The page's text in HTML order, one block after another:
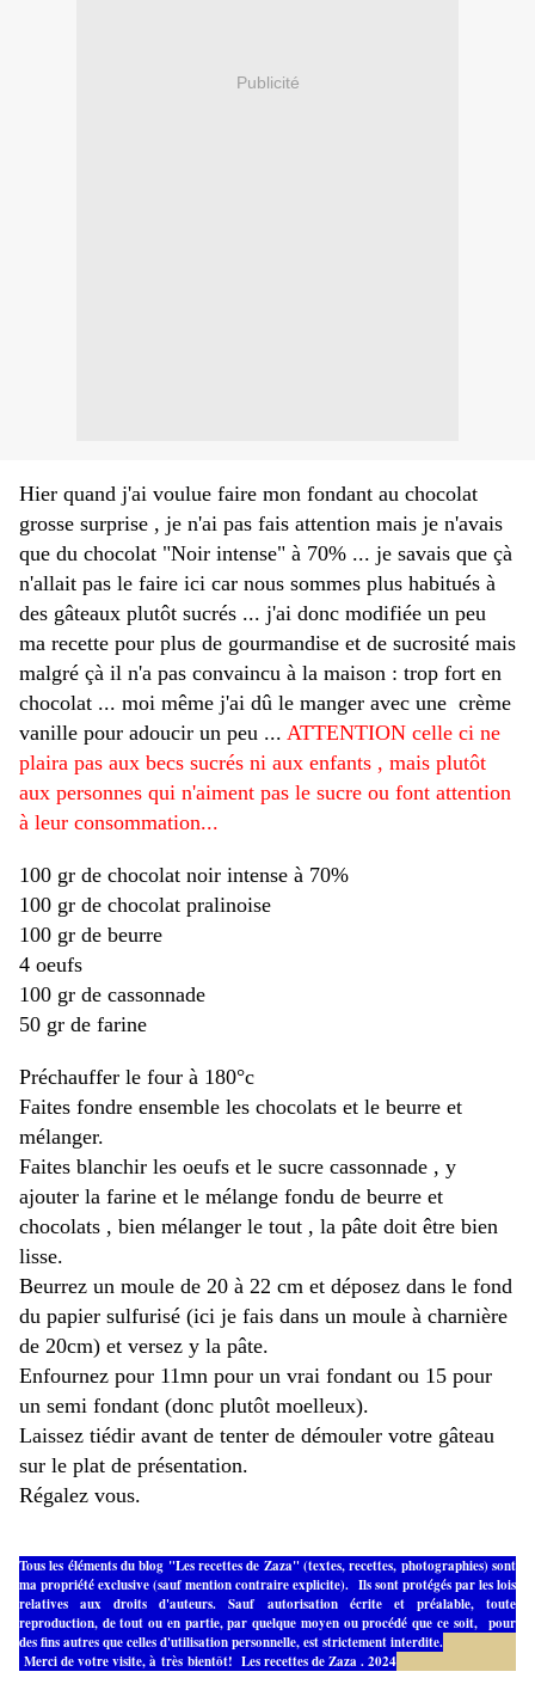
Publicité
Hier quand j'ai voulue faire mon fondant au chocolat
grosse surprise , je n'ai pas fais attention mais je n'avais
que du chocolat "Noir intense" à 70% ... je savais que çà
n'allait pas le faire ici car nous sommes plus habitués à
des gâteaux plutôt sucrés ... j'ai donc modifiée un peu
ma recette pour plus de gourmandise et de sucrosité mais
malgré çà il n'a pas convaincu à la maison : trop fort en
chocolat ... moi même j'ai dû le manger avec une crème
vanille pour adoucir un peu ... ATTENTION celle ci ne
plaira pas aux becs sucrés ni aux enfants , mais plutôt
aux personnes qui n'aiment pas le sucre ou font attention
à leur consommation...
100 gr de chocolat noir intense à 70%
100 gr de chocolat pralinoise
100 gr de beurre
4 oeufs
100 gr de cassonnade
50 gr de farine
Préchauffer le four à 180°c
Faites fondre ensemble les chocolats et le beurre et
mélanger.
Faites blanchir les oeufs et le sucre cassonnade , y
ajouter la farine et le mélange fondu de beurre et
chocolats , bien mélanger le tout , la pâte doit être bien
lisse.
Beurrez un moule de 20 à 22 cm et déposez dans le fond
du papier sulfurisé (ici je fais dans un moule à charnière
de 20cm) et versez y la pâte.
Enfournez pour 11mn pour un vrai fondant ou 15 pour
un semi fondant (donc plutôt moelleux).
Laissez tiédir avant de tenter de démouler votre gâteau
sur le plat de présentation.
Régalez vous.
Tous les éléments du blog "Les recettes de Zaza" (textes, recettes, photographies) sont
ma propriété exclusive (sauf mention contraire explicite). Ils sont protégés par les lois
relatives aux droits d'auteurs. Sauf autorisation écrite et préalable, toute
reproduction, de tout ou en partie, par quelque moyen ou procédé que ce soit, pour
des fins autres que celles d'utilisation personnelle, est strictement interdite.
Merci de votre visite, à très bientôt! Les recettes de Zaza . 2024